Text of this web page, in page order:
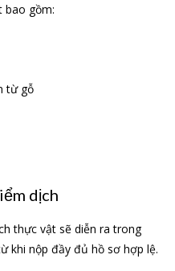
bao gồm:
từ gỗ
dịch
thực vật sẽ diễn ra trong
khi nộp đầy đủ hồ sơ hợp lệ.